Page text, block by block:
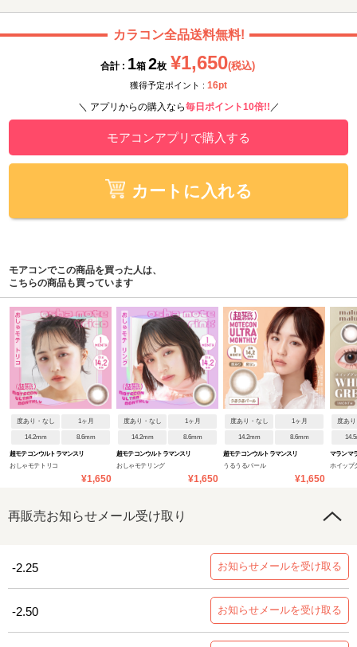
カラコン全品送料無料!
合計 : 1箱 2枚 ¥1,650(税込)
獲得予定ポイント : 16pt
＼ アプリからの購入なら毎日ポイント10倍!! ／
モアコンアプリで購入する
カートに入れる
モアコンでこの商品を買った人は、
こちらの商品も買っています
度あり・なし 1ヶ月
14.2mm 8.6mm
超モテコンウルトラマンスリ
おしゃモテトリコ
¥1,650
度あり・なし 1ヶ月
14.2mm 8.6mm
超モテコンウルトラマンスリ
おしゃモテリング
¥1,650
度あり・なし 1ヶ月
14.2mm 8.6mm
超モテコンウルトラマンスリ
ー
うるうるパール
¥1,650
度あ
マランマ
ホイップ
再販売お知らせメール受け取り
-2.25 お知らせメールを受け取る
-2.50 お知らせメールを受け取る